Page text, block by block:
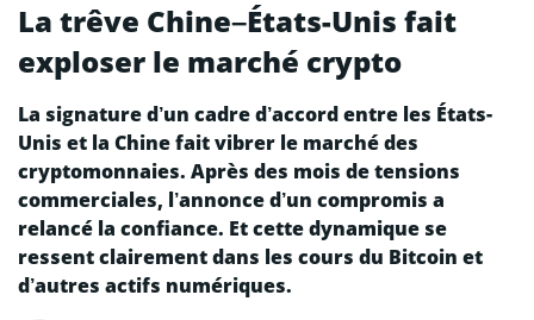
La trêve Chine–États-Unis fait
exploser le marché crypto
La signature d’un cadre d’accord entre les États-
Unis et la Chine fait vibrer le marché des
cryptomonnaies. Après des mois de tensions
commerciales, l’annonce d’un compromis a
relancé la confiance. Et cette dynamique se
ressent clairement dans les cours du Bitcoin et
d’autres actifs numériques.